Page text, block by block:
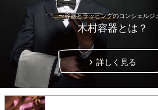
〜容器とラッピングのコンシェルジ
木村容器とは？
詳しく見る